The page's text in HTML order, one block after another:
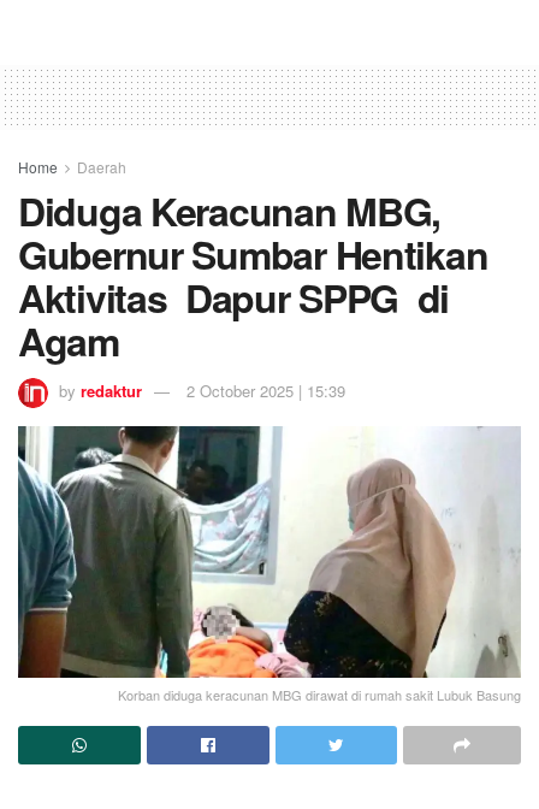
Home Daerah
Diduga Keracunan MBG,
Gubernur Sumbar Hentikan
Aktivitas Dapur SPPG di
Agam
by redaktur 2 October 2025 | 15:39
Korban diduga keracunan MBG dirawat di rumah sakit Lubuk Basung